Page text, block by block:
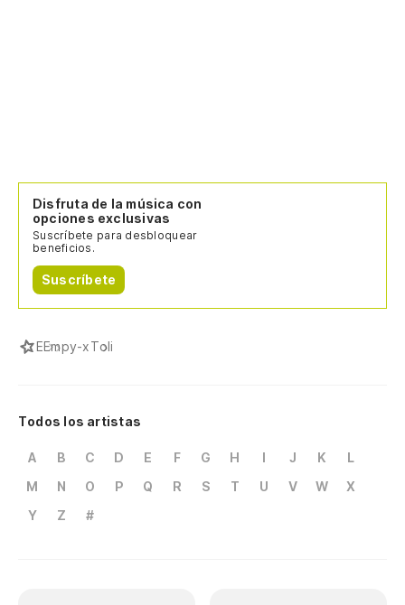
Disfruta de la música con
opciones exclusivas
Suscríbete para desbloquear
beneficios.
Suscríbete
EEmpy-xToli
Todos los artistas
A B C D E F G H I J K
L
M
N O P Q R S T U V W
X
Y
Z #